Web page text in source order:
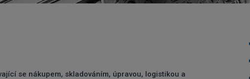
se nákupem, skladováním, úpravou, logistikou a